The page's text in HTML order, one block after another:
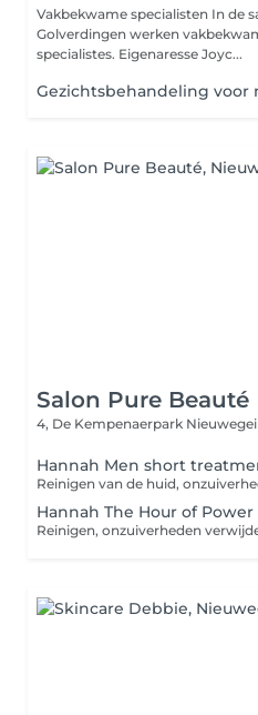
Vakbekwame specialisten In de
Golverdingen werken
specialistes. Eigenaresse Joyc...
Gezichtsbehandeling voor
Salon Pure Beauté
4, De Kempenaerpark
Hannah Men short
Hannah The Hour of